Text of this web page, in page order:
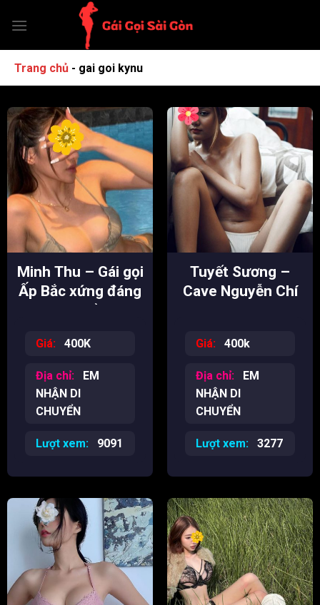
đến
dungTrang chủ - gai goi kynu
Minh Thu – Gái gọi
Ấp Bắc xứng đáng
dâm thần
Giá: 400K
Địa chỉ:
EM
NHẬN DI
CHUYỂN
Lượt xem: 9091
Tuyết Sương –
Cave Nguyễn Chí
Giá: 400k
Địa chỉ:
EM
NHẬN DI
CHUYỂN
Lượt xem: 3277